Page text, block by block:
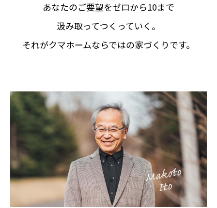
あなたのご要望をゼロから10まで
汲み取ってつくっていく。
それがクマホームならではの家づくりです。